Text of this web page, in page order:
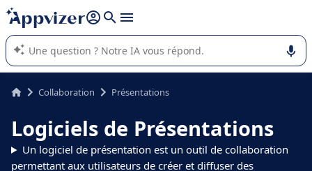
répondre (plusieurs lignes avec
L'IA de Appvizer vous guide dans l'utilisation ou la sélection de
logiciel SaaS en entreprise.
Collaboration Présentations
Logiciels de Présentations
Un logiciel de présentation est un outil de collaboration
permettant aux utilisateurs de créer et diffuser des